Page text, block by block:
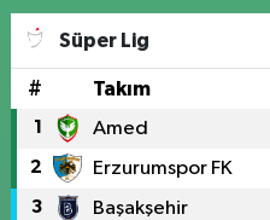
Süper Lig
# Takım
1 Amed
2 Erzurumspor FK
3 Başakşehir